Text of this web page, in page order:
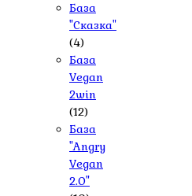
База
"Сказка"
(4)
База
Vegan
2win
(12)
База
"Angry
Vegan
2.0"